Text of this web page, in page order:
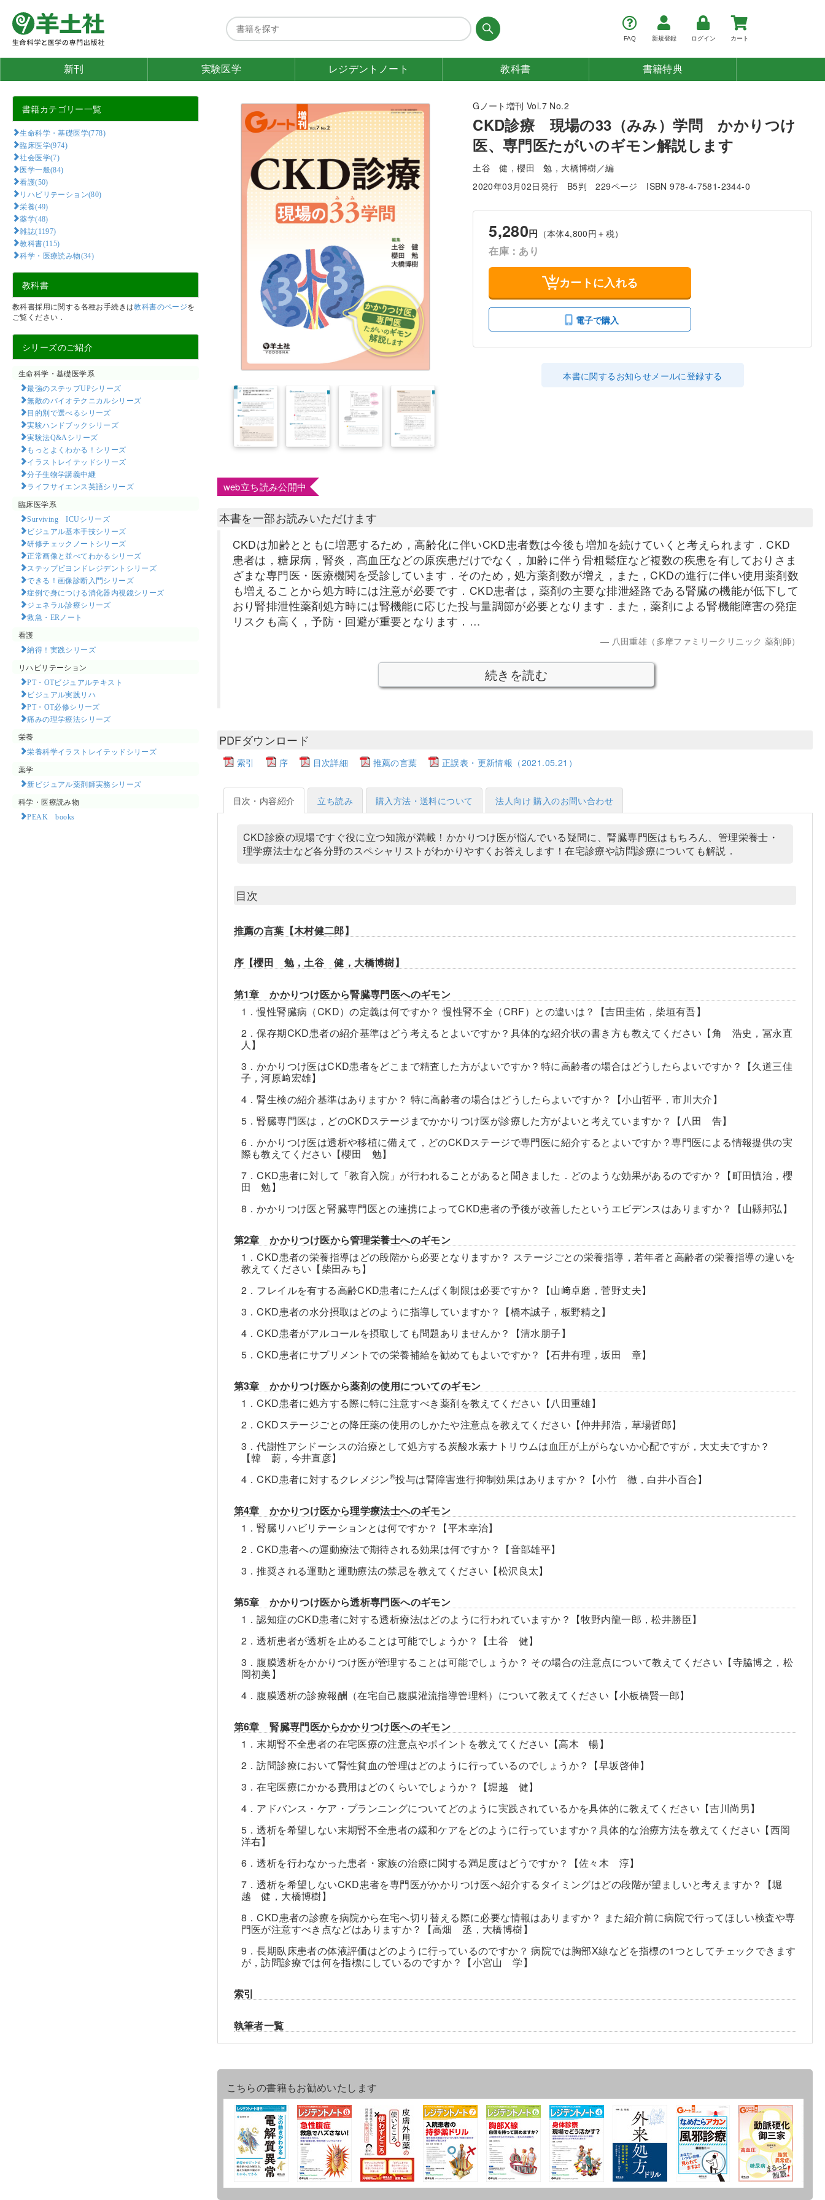
FAQ 新規登録 ログイン カート
新刊 実験医学 レジデント ノート 教科書 書籍特典
書籍カテゴリー一覧
生命科学・基礎医学(778)
臨床医学(974)
社会医学(7)
医学一般(84)
看護(50)
リハビリテーション(80)
栄養(49)
薬学(48)
雑誌(1197)
教科書(115)
科学・医療読み物(34)
教科書
教科書採用に関する各種お手続きは教科書のページを
ご覧ください．
シリーズのご紹介
生命科学・基礎医学系
最強のステップUPシリーズ
無敵のバイオテクニカルシリーズ
目的別で選べるシリーズ
実験ハンドブックシリーズ
実験法Q&Aシリーズ
もっとよくわかる！シリーズ
イラストレイテッドシリーズ
分子生物学講義中継
ライフサイエンス英語シリーズ
臨床医学系
Surviving ICUシリーズ
ビジュアル基本手技シリーズ
研修チェックノートシリーズ
正常画像と並べてわかるシリーズ
ステップビヨンドレジデントシリーズ
できる！画像診断入門シリーズ
症例で身につける消化器内視鏡シリーズ
ジェネラル診療シリーズ
救急・ERノート
看護
納得！実践シリーズ
リハビリテーション
PT・OTビジュアルテキスト
ビジュアル実践リハ
PT・OT必修シリーズ
痛みの理学療法シリーズ
栄養
栄養科学イラストレイテッドシリーズ
薬学
新ビジュアル薬剤師実務シリーズ
科学・医療読み物
PEAK books​
Gノート増刊 Vol.7 No.2
CKD診療 現場の33（みみ）学問 かかりつけ
医、専門医たがいのギモン解説します
土谷 健，櫻田 勉，大橋博樹／編
2020年03月02日発行
B5判 229ページ ISBN 978-4-7581-2344-0
5,280円 （本体4,800円＋税）
在庫：あり
カートに入れる
電子で購入
本書に関するお知らせメールに登録する
web立ち読み公開中
本書を一部お読みいただけます
CKDは加齢とともに増悪するため，高齢化に伴いCKD患者数は今後も増加を続けていくと考えられます．CKD
患者は，糖尿病，腎炎，高血圧などの原疾患だけでなく，加齢に伴う骨粗鬆症など複数の疾患を有しておりさま
ざまな専門医・医療機関を受診しています．そのため，処方薬剤数が増え，また，CKDの進行に伴い使用薬剤数
も増えることから処方時には注意が必要です．CKD患者は，薬剤の主要な排泄経路である腎臓の機能が低下して
おり腎排泄性薬剤処方時には腎機能に応じた投与量調節が必要となります．また，薬剤による腎機能障害の発症
リスクも高く，予防・回避が重要となります．…
八田重雄（多摩ファミリークリニック 薬剤師）
続きを読む
PDFダウンロード
索引 序 目次詳細 推薦の言葉 正誤表・更新情報（2021.05.21）
目次・内容紹介 立ち読み 購入方法・送料について 法人向け 購入のお問い合わせ
CKD診療の現場ですぐ役に立つ知識が満載！かかりつけ医が悩んでいる疑問に、腎臓専門医はもちろん、管理栄養士・
理学療法士など各分野のスペシャリストがわかりやすくお答えします！在宅診療や訪問診療についても解説．
目次
推薦の言葉【木村健二郎】
序【櫻田 勉，土谷 健，大橋博樹】
第1章 かかりつけ医から腎臓専門医へのギモン
1．慢性腎臓病（CKD）の定義は何ですか？ 慢性腎不全（CRF）との違いは？【吉田圭佑，柴垣有吾】
2．保存期CKD患者の紹介基準はどう考えるとよいですか？具体的な紹介状の書き方も教えてください【角 浩史，冨永直
人】
3．かかりつけ医はCKD患者をどこまで精査した方がよいですか？特に高齢者の場合はどうしたらよいですか？【久道三佳
子，河原﨑宏雄】
4．腎生検の紹介基準はありますか？ 特に高齢者の場合はどうしたらよいですか？【小山哲平，市川大介】
5．腎臓専門医は，どのCKDステージまでかかりつけ医が診療した方がよいと考えていますか？【八田 告】
6．かかりつけ医は透析や移植に備えて，どのCKDステージで専門医に紹介するとよいですか？専門医による情報提供の実
際も教えてください【櫻田 勉】
7．CKD患者に対して「教育入院」が行われることがあると聞きました．どのような効果があるのですか？【町田慎治，櫻
田 勉】
8．かかりつけ医と腎臓専門医との連携によってCKD患者の予後が改善したというエビデンスはありますか？【山縣邦弘】
第2章 かかりつけ医から管理栄養士へのギモン
1．CKD患者の栄養指導はどの段階から必要となりますか？ ステージごとの栄養指導，若年者と高齢者の栄養指導の違いを
教えてください【柴田みち】
2．フレイルを有する高齢CKD患者にたんぱく制限は必要ですか？【山﨑卓磨，菅野丈夫】
3．CKD患者の水分摂取はどのように指導していますか？【橋本誠子，板野精之】
4．CKD患者がアルコールを摂取しても問題ありませんか？【清水朋子】
5．CKD患者にサプリメントでの栄養補給を勧めてもよいですか？【石井有理，坂田 章】
第3章 かかりつけ医から薬剤の使用についてのギモン
1．CKD患者に処方する際に特に注意すべき薬剤を教えてください【八田重雄】
2．CKDステージごとの降圧薬の使用のしかたや注意点を教えてください【仲井邦浩，草場哲郎】
3．代謝性アシドーシスの治療として処方する炭酸水素ナトリウムは血圧が上がらないか心配ですが，大丈夫ですか？
【韓 蔚，今井直彦】
4．CKD患者に対するクレメジン®投与は腎障害進行抑制効果はありますか？【小竹 徹，白井小百合】
第4章 かかりつけ医から理学療法士へのギモン
1．腎臓リハビリテーションとは何ですか？【平木幸治】
2．CKD患者への運動療法で期待される効果は何ですか？【音部雄平】
3．推奨される運動と運動療法の禁忌を教えてください【松沢良太】
第5章 かかりつけ医から透析専門医へのギモン
1．認知症のCKD患者に対する透析療法はどのように行われていますか？【牧野内龍一郎，松井勝臣】
2．透析患者が透析を止めることは可能でしょうか？【土谷 健】
3．腹膜透析をかかりつけ医が管理することは可能でしょうか？ その場合の注意点について教えてください【寺脇博之，松
岡初美】
4．腹膜透析の診療報酬（在宅自己腹膜灌流指導管理料）について教えてください【小板橋賢一郎】
第6章 腎臓専門医からかかりつけ医へのギモン
1．末期腎不全患者の在宅医療の注意点やポイントを教えてください【高木 暢】
2．訪問診療において腎性貧血の管理はどのように行っているのでしょうか？【早坂啓伸】
3．在宅医療にかかる費用はどのくらいでしょうか？【堀越 健】
4．アドバンス・ケア・プランニングについてどのように実践されているかを具体的に教えてください【吉川尚男】
5．透析を希望しない末期腎不全患者の緩和ケアをどのように行っていますか？具体的な治療方法を教えてください【西岡
洋右】
6．透析を行わなかった患者・家族の治療に関する満足度はどうですか？【佐々木 淳】
7．透析を希望しないCKD患者を専門医がかかりつけ医へ紹介するタイミングはどの段階が望ましいと考えますか？【堀
越 健，大橋博樹】
8．CKD患者の診療を病院から在宅へ切り替える際に必要な情報はありますか？ また紹介前に病院で行ってほしい検査や専
門医が注意すべき点などはありますか？【高畑 丞，大橋博樹】
9．長期臥床患者の体液評価はどのように行っているのですか？ 病院では胸部X線などを指標の1つとしてチェックできます
が，訪問診療では何を指標にしているのですか？【小宮山 学】
索引
執筆者一覧
こちらの書籍もお勧めいたします